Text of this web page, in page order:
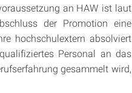
an HAW ist laut
der Promotion eine
hochschulextern absolviert
Personal an das
gesammelt wird,